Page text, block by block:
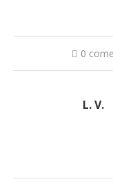
0
L. V.